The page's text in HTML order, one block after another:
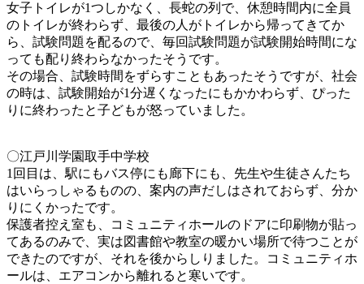
女子トイレが1つしかなく、長蛇の列で、休憩時間内に全員
のトイレが終わらず、最後の人がトイレから帰ってきてか
ら、試験問題を配るので、毎回試験問題が試験開始時間にな
っても配り終わらなかったそうです。
その場合、試験時間をずらすこともあったそうですが、社会
の時は、試験開始が1分遅くなったにもかかわらず、ぴった
りに終わったと子どもが怒っていました。
〇江戸川学園取手中学校
1回目は、駅にもバス停にも廊下にも、先生や生徒さんたち
はいらっしゃるものの、案内の声だしはされておらず、分か
りにくかったです。
保護者控え室も、コミュニティホールのドアに印刷物が貼っ
てあるのみで、実は図書館や教室の暖かい場所で待つことが
できたのですが、それを後からしりました。コミュニティホ
ールは、エアコンから離れると寒いです。